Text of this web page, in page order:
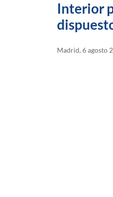
Interior
Madrid, 6 agosto